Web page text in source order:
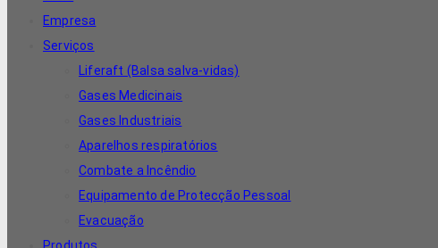
Empresa
Serviços
Liferaft (Balsa salva-vidas)
Gases Medicinais
Gases Industriais
Aparelhos respiratórios
Combate a Incêndio
Equipamento de Protecção Pessoal
Evacuação